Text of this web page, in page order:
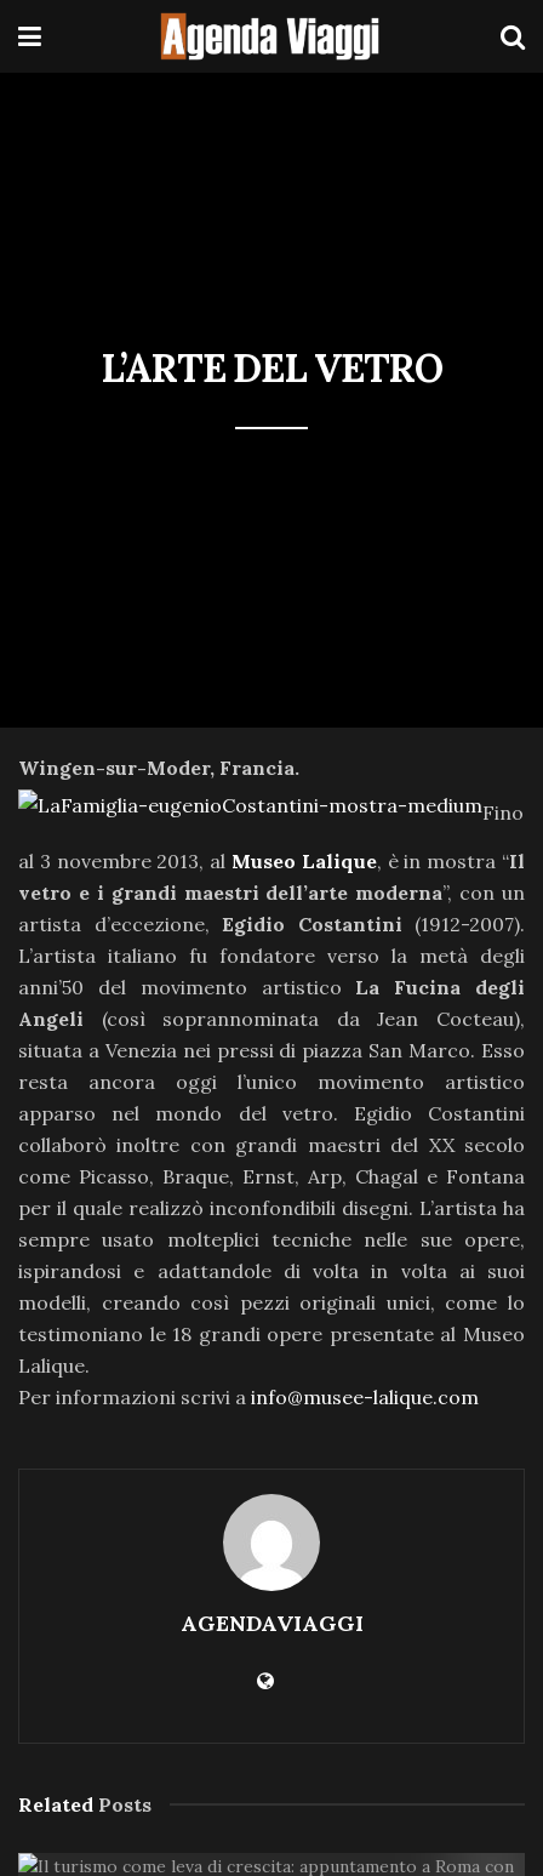
L’ARTE DEL VETRO
Wingen-sur-Moder, Francia.
Fino
al 3 novembre 2013, al Museo Lalique, è in mostra “Il
vetro e i grandi maestri dell’arte moderna”, con un
artista d’eccezione, Egidio Costantini (1912-2007).
L’artista italiano fu fondatore verso la metà degli
anni’50 del movimento artistico La Fucina degli
Angeli (così soprannominata da Jean Cocteau),
situata a Venezia nei pressi di piazza San Marco. Esso
resta ancora oggi l’unico movimento artistico
apparso nel mondo del vetro. Egidio Costantini
collaborò inoltre con grandi maestri del XX secolo
come Picasso, Braque, Ernst, Arp, Chagal e Fontana
per il quale realizzò inconfondibili disegni. L’artista ha
sempre usato molteplici tecniche nelle sue opere,
ispirandosi e adattandole di volta in volta ai suoi
modelli, creando così pezzi originali unici, come lo
testimoniano le 18 grandi opere presentate al Museo
Lalique.
Per informazioni scrivi a info@musee-lalique.com
AGENDAVIAGGI
Related Posts